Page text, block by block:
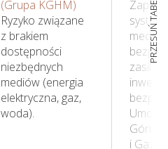
PRZESUŃ TABELĘ
(Grupa KGHM)
Ryzyko związane
z brakiem
dostępności
niezbędnych
mediów (energia
elektryczna, gaz,
woda).
media
i